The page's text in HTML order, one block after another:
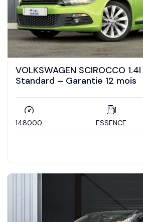
VOLKSWAGEN SCIROCCO
Standard – Garantie 12 mois
148000 ESSENCE